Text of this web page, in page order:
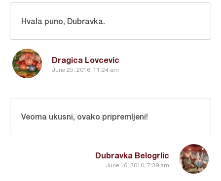
Dragica Lovcevic
June 25, 2016, 11:24 am
Hvala puno, Dubravka.
Dubravka Belogrlic
June 16, 2016, 7:39 am
Veoma ukusni, ovako pripremljeni!